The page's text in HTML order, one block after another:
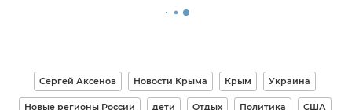
Сергей Аксенов Новости Крыма Крым Украина
Новые регионы России дети Отдых Политика США